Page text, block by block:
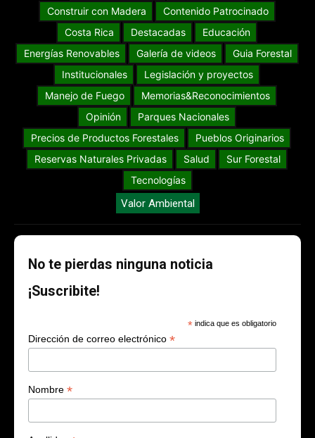
Construir con Madera
Contenido Patrocinado
Costa Rica
Destacadas
Educación
Energías Renovables
Galería de videos
Guia Forestal
Institucionales
Legislación y proyectos
Manejo de Fuego
Memorias&Reconocimientos
Opinión
Parques Nacionales
Precios de Productos Forestales
Pueblos Originarios
Reservas Naturales Privadas
Salud
Sur Forestal
Tecnologías
Valor Ambiental
No te pierdas ninguna noticia
¡Suscribite!
* indica que es obligatorio
Dirección de correo electrónico *
Nombre *